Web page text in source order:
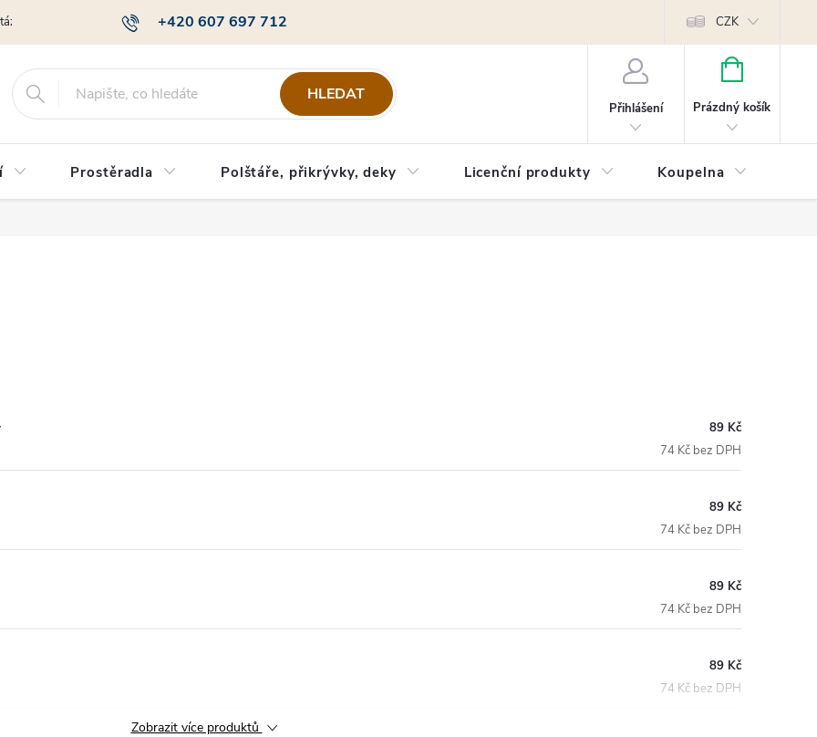
+420 607 697 712
Obchodní podmínky Podmínky ochrany osobních údajů Poptávky a B2B
CZK
HLEDAT
Přihlášení
NÁKUPNÍ
Prázdný košík
Prostěradla Polštáře, přikrývky, deky Licenční produkty Koupelna
89 Kč
74 Kč bez DPH
89 Kč
74 Kč bez DPH
89 Kč
74 Kč bez DPH
89 Kč
74 Kč bez DPH
Zobrazit více produktů